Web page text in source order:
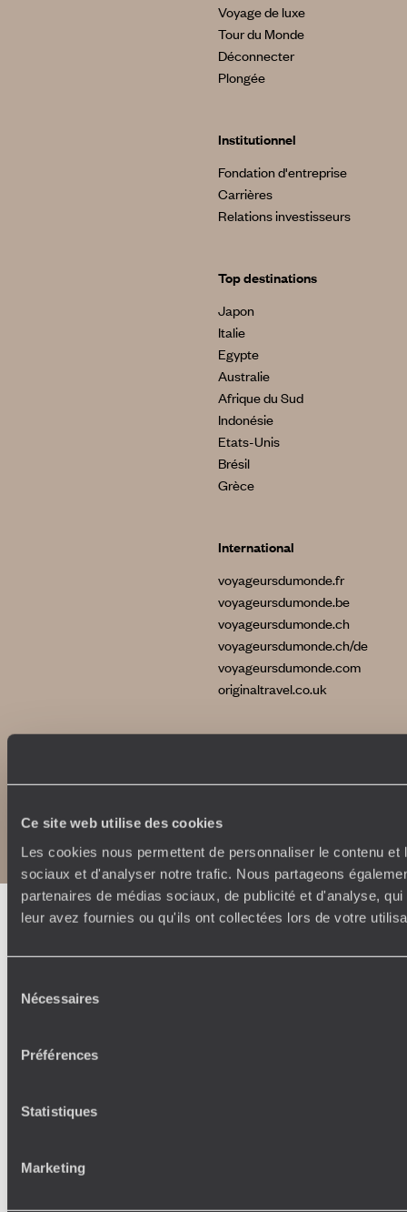
Ce site web utilise des cookies
Les cookies nous permettent de personnaliser le contenu
sociaux et d'analyser notre trafic. Nous partageons
partenaires de médias sociaux, de publicité et d'analyse,
leur avez fournies ou qu'ils ont collectées lors de votre
Nécessaires
Préférences
Statistiques
Marketing
Voyage de luxe
Tour du Monde
Déconnecter
Plongée
Institutionnel
Fondation d'entreprise
Carrières
Relations investisseurs
Top destinations
Japon
Italie
Egypte
Australie
Afrique du Sud
Indonésie
Etats-Unis
Brésil
Grèce
International
voyageursdumonde.fr
voyageursdumonde.be
voyageursdumonde.ch
voyageursdumonde.ch/de
voyageursdumonde.com
originaltravel.co.uk
Politique de confidentialité et de Cookies
Notice légale et CGU